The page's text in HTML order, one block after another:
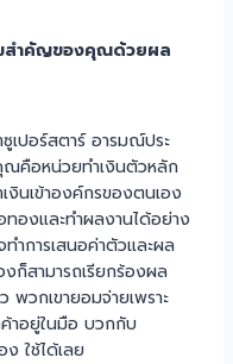
มสำคัญของคุณด้วยผล
เปอร์สตาร์ อารมณ์ประ
ณคือหน่วยทำเงินตัวหลัก
นเข้าองค์กรของตนเอง
องและทำผลงานได้อย่าง
ำการเสนอค่าตัวและผล
ก็สามารถเรียกร้องผล
พวกเขายอมจ่ายเพราะ
อยู่ในมือ บวกกับ
ใช้ได้เลย